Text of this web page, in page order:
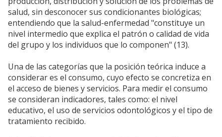
salud, sin desconocer sus condicionantes biológicas;
entendiendo que la salud-enfermedad "constituye un
nivel intermedio que explica el patrón o calidad de vida
del grupo y los individuos que lo componen" (13).
Una de las categorías que la posición teórica induce a
considerar es el consumo, cuyo efecto se concretiza en
el acceso de bienes y servicios. Para medir el consumo
se consideran indicadores, tales como: el nivel
educativo, el uso de servicios odontológicos y el tipo de
tratamiento recibido.